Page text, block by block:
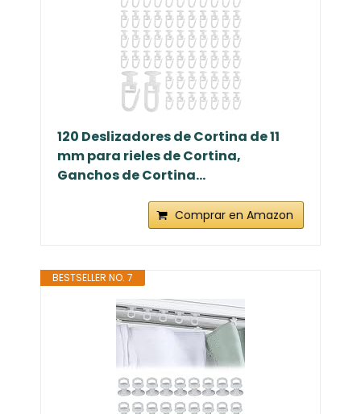
120 Deslizadores de Cortina de 11
mm para rieles de Cortina,
Ganchos de Cortina...
Comprar en Amazon
BESTSELLER NO. 7